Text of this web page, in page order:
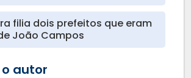
filia dois prefeitos que eram
João Campos
autor